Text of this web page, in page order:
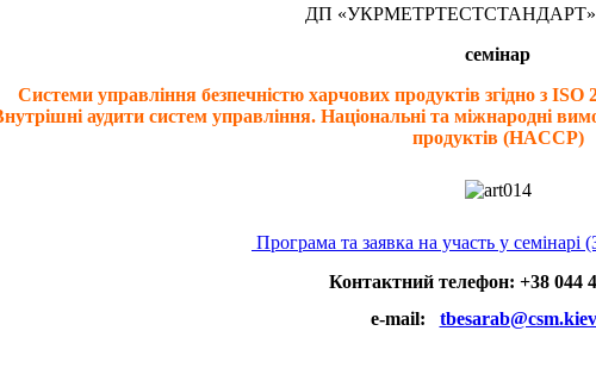
ДП «УКРМЕТРТЕСТСТАНДАРТ»
семінар
Системи управління безпечністю харчових продуктів згідно з ISO
аудити систем управління. Національні та міжнародні
продуктів (HACCP)
Програма та заявка на участь у
Контактний телефон: +38 044
e-mail: